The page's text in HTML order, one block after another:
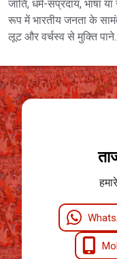
जाति, धर्म-संप्रदाय, भाषा
रूप में भारतीय जनता के
लूट और वर्चस्व से मुक्ति